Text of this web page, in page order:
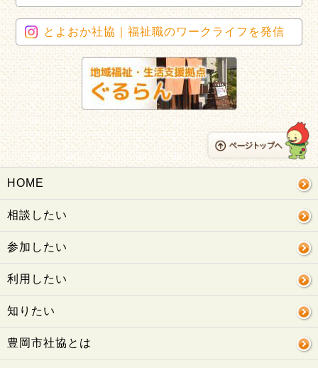
とよおか社協｜福祉職のワークライフを発信
HOME
相談したい
参加したい
利用したい
知りたい
豊岡市社協とは